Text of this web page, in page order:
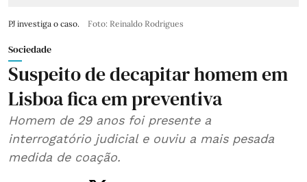
PJ investiga o caso. Foto: Reinaldo Rodrigues
Sociedade
Suspeito de decapitar homem em
Lisboa fica em preventiva
Homem de 29 anos foi presente a
interrogatório judicial e ouviu a mais pesada
medida de coação.